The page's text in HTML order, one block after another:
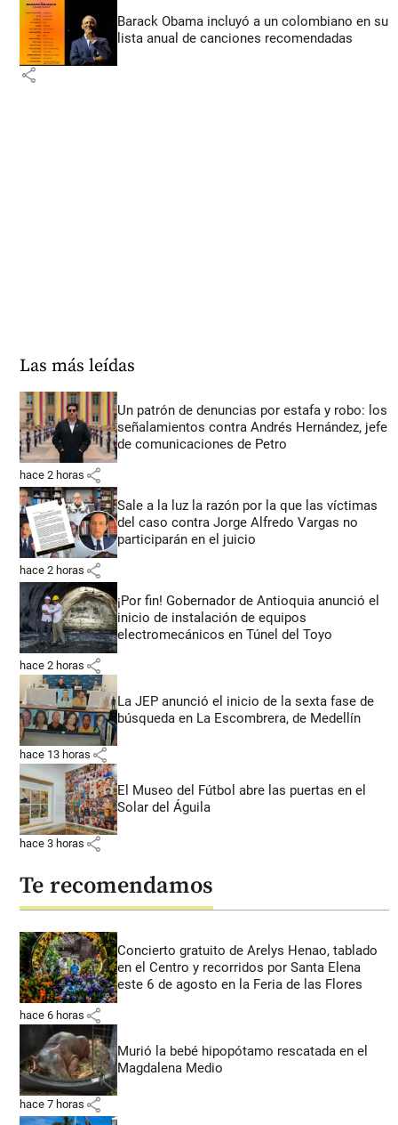
Barack Obama incluyó a un colombiano en su
lista anual de canciones recomendadas
share
Las más leídas
Un patrón de denuncias por estafa y robo: los
señalamientos contra Andrés Hernández, jefe
de comunicaciones de Petro
hace 2 horas share
Sale a la luz la razón por la que las víctimas
del caso contra Jorge Alfredo Vargas no
participarán en el juicio
hace 2 horas share
¡Por fin! Gobernador de Antioquia anunció el
inicio de instalación de equipos
electromecánicos en Túnel del Toyo
hace 2 horas share
La JEP anunció el inicio de la sexta fase de
búsqueda en La Escombrera, de Medellín
hace 13 horas share
El Museo del Fútbol abre las puertas en el
Solar del Águila
hace 3 horas share
Te recomendamos
Concierto gratuito de Arelys Henao, tablado
en el Centro y recorridos por Santa Elena
este 6 de agosto en la Feria de las Flores
hace 6 horas share
Murió la bebé hipopótamo rescatada en el
Magdalena Medio
hace 7 horas share